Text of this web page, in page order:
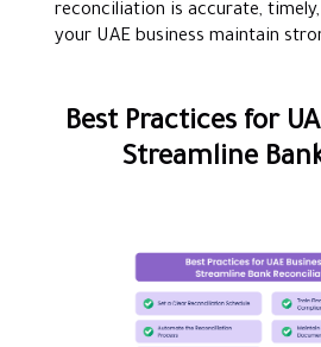
reconciliation is accurate,
your UAE business maintain
Best Practices for
Streamline